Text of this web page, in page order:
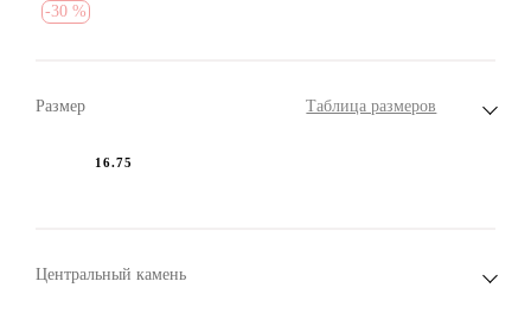
-30 %
Размер Таблица размеров
16.75
Центральный камень